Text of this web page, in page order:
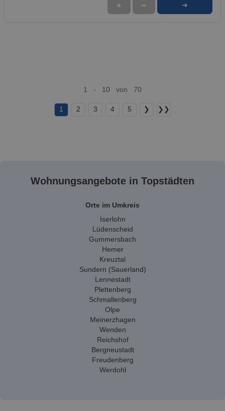
★ ➦ ➜
1 - 10 von 70
1 2 3 4 5 ❯ ❯❯
Wohnungsangebote in Topstädten
Orte im Umkreis
Iserlohn
Lüdenscheid
Gummersbach
Hemer
Kreuztal
Sundern (Sauerland)
Lennestadt
Plettenberg
Schmallenberg
Olpe
Meinerzhagen
Wenden
Reichshof
Bergneustadt
Freudenberg
Werdohl